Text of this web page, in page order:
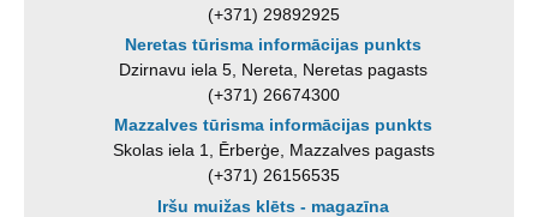
(+371) 29892925
Neretas tūrisma informācijas punkts
Dzirnavu iela 5, Nereta, Neretas pagasts
(+371) 26674300
Mazzalves tūrisma informācijas punkts
Skolas iela 1, Ērberģe, Mazzalves pagasts
(+371) 26156535
Iršu muižas klēts - magazīna